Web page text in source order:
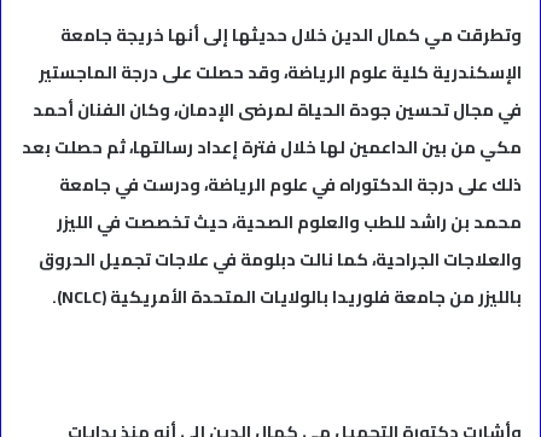
وتطرقت مي كمال الدين خلال حديثها إلى أنها خريجة جامعة
الإسكندرية كلية علوم الرياضة، وقد حصلت على درجة الماجستير
في مجال تحسين جودة الحياة لمرضى الإدمان، وكان الفنان أحمد
مكي من بين الداعمين لها خلال فترة إعداد رسالتها، ثم حصلت بعد
ذلك على درجة الدكتوراه في علوم الرياضة، ودرست في جامعة
محمد بن راشد للطب والعلوم الصحية، حيث تخصصت في الليزر
والعلاجات الجراحية، كما نالت دبلومة في علاجات تجميل الحروق
بالليزر من جامعة فلوريدا بالولايات المتحدة الأمريكية (NCLC).